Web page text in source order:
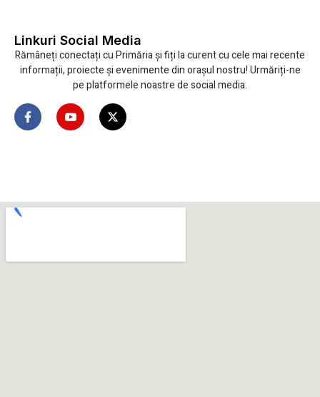
Linkuri Social Media
Rămâneți conectați cu Primăria și fiți la curent cu cele mai recente
informații, proiecte și evenimente din orașul nostru! Urmăriți-ne
pe platformele noastre de social media.